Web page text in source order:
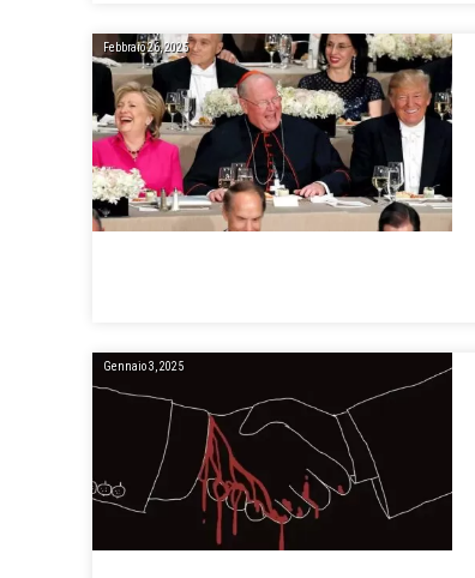
Febbraio 26, 2025
Gennaio 3, 2025